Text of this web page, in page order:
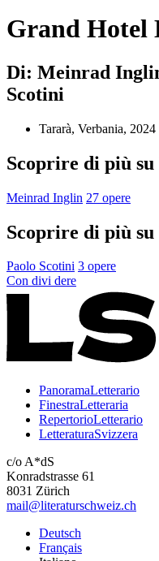
Grand Hotel
Di: Meinrad
Scotini
Tararà, Verbania, 2024
Scoprire di più
Meinrad Inglin 27 opere
Scoprire di più su
Paolo Scotini 3 opere
Con divi dere
PanoramaLetterario
FinestraLetteraria
RepertorioLetterario
LetteraturaSvizzera
c/o A*dS
Konradstrasse 61
8031 Zürich
mail@literaturschweiz.ch
Deutsch
Français